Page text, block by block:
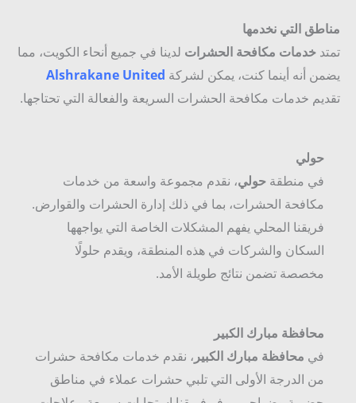
مناطق التي نخدمها
تمتد خدمات مكافحة الحشرات لدينا في جميع أنحاء الكويت، مما
يضمن أنه أينما كنت، يمكن لشركة Alshrakane United
تقديم خدمات مكافحة الحشرات السريعة والفعالة التي تحتاجها.
حولي
في منطقة حولي، نقدم مجموعة واسعة من خدمات
مكافحة الحشرات، بما في ذلك إدارة الحشرات والقوارض.
فريقنا المحلي يفهم المشكلات الخاصة التي يواجهها
السكان والشركات في هذه المنطقة، ويقدم حلولًا
مخصصة تضمن نتائج طويلة الأمد.
محافظة مبارك الكبير
في محافظة مبارك الكبير ، نقدم خدمات مكافحة حشرات
من الدرجة الأولى التي تلبي حشرات عملاء في مناطق